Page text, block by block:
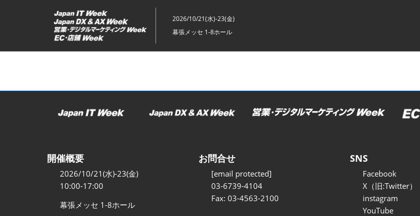
ッ
2026/10/21(水)-23(金)
幕張メッセ 1-8ホール
開催概要
2026/10/21(水)-23(金)
10:00-17:00
幕張メッセ 1-8ホール
お問合せ
[email protected]
03-6739-4104
Fax: 03-4563-2100
SNS
Facebook
X（旧:Twitter）
instagram
YouTube